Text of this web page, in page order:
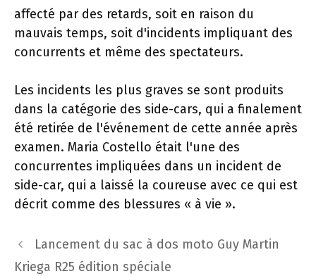
affecté par des retards, soit en raison du
mauvais temps, soit d'incidents impliquant des
concurrents et même des spectateurs.
Les incidents les plus graves se sont produits
dans la catégorie des side-cars, qui a finalement
été retirée de l'événement de cette année après
examen. Maria Costello était l'une des
concurrentes impliquées dans un incident de
side-car, qui a laissé la coureuse avec ce qui est
décrit comme des blessures « à vie ».
Navigation
des
Lancement du sac à dos moto Guy Martin
Kriega R25 édition spéciale